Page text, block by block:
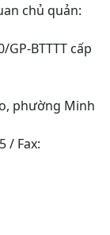
chủ quản:
BTTTT cấp
phường Minh
/ Fax: